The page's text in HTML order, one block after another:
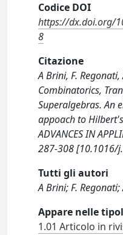
Codice DOI
https://dx.doi.org/
8
Citazione
A Brini, F.
Combinatorics,
Superalgebras. An
appoach to
ADVANCES IN
287-308 [10.1016/
Tutti gli autori
A Brini; F. Regonati;
Appare nelle
1.01 Articolo in